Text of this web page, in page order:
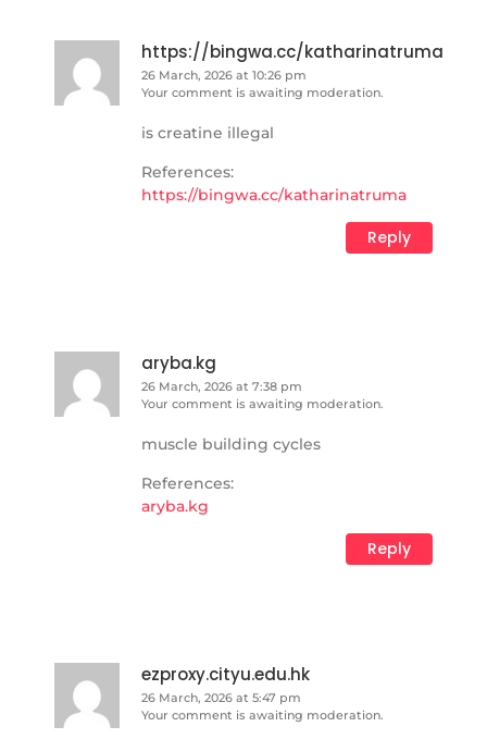
https://bingwa.cc/katharinatruma
26 March, 2026 at 10:26 pm
Your comment is awaiting moderation.
is creatine illegal
References:
https://bingwa.cc/katharinatruma
Reply
aryba.kg
26 March, 2026 at 7:38 pm
Your comment is awaiting moderation.
muscle building cycles
References:
aryba.kg
Reply
ezproxy.cityu.edu.hk
26 March, 2026 at 5:47 pm
Your comment is awaiting moderation.